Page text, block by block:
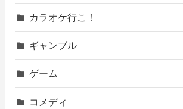
カラオケ行こ！
ギャンブル
ゲーム
コメディ